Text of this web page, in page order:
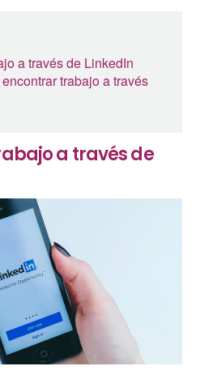
a través de LinkedIn
trabajo a través
a través de